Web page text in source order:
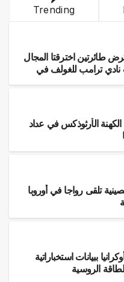
Trending
طائرتين اخترقتا المجال
للغولف في
في عداد
رواجا في أوروبا
استخباراتية